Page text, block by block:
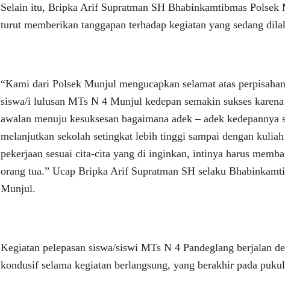
Selain itu, Bripka Arif Supratman SH Bhabinkamtibmas Polsek
turut memberikan tanggapan terhadap kegiatan yang sedang
“Kami dari Polsek Munjul mengucapkan selamat atas
siswa/i lulusan MTs N 4 Munjul kedepan semakin sukses
awalan menuju kesuksesan bagaimana adek – adek kedepannya
melanjutkan sekolah setingkat lebih tinggi sampai dengan
pekerjaan sesuai cita-cita yang di inginkan, intinya harus
orang tua.” Ucap Bripka Arif Supratman SH selaku
Munjul.
Kegiatan pelepasan siswa/siswi MTs N 4 Pandeglang berjalan
kondusif selama kegiatan berlangsung, yang berakhir pada